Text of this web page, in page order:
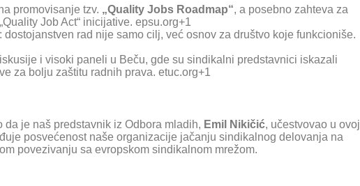
promovisanje tzv. „Quality Jobs Roadmap“, a posebno zahteva za
Job Act“ inicijative. epsu.org+1
dostojanstven rad nije samo cilj, već osnov za društvo koje funkcioniše.
i visoki paneli u Beču, gde su sindikalni predstavnici iskazali
za bolju zaštitu radnih prava. etuc.org+1
je naš predstavnik iz Odbora mladih, Emil Nikičić, učestvovao u ovoj
posvećenost naše organizacije jačanju sindikalnog delovanja na
povezivanju sa evropskom sindikalnom mrežom.